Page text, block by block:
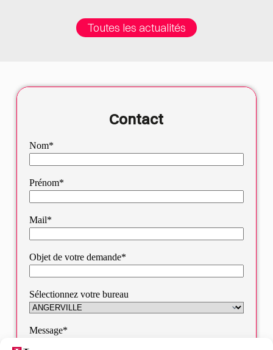
Toutes les actualités
Contact
Nom*
Prénom*
Mail*
Objet de votre demande*
Sélectionnez votre bureau
Message*